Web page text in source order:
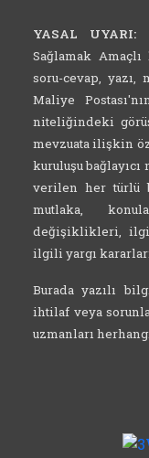
YASAL UYARI:
Sağlamak
soru-cevap,
Maliye
niteliğindeki
mevzuata ilişkin
kuruluşu
verilen her türlü
mutlaka,
değişiklikleri,
ilgili yargı
Burada yazılı
ihtilaf veya
uzmanları